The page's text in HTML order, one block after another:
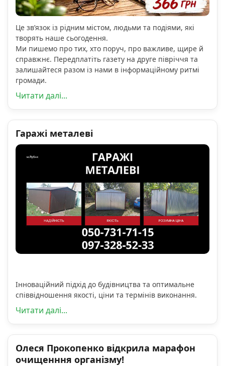
Це зв’язок із рідним містом, людьми та подіями, які
творять наше сьогодення.
Ми пишемо про тих, хто поруч, про важливе, щире й
справжнє. Передплатіть газету на друге півріччя та
залишайтеся разом із нами в інформаційному ритмі
громади.
Читати далі...
Гаражі металеві
Інноваційний підхід до будівництва та оптимальне
співвідношення якості, ціни та термінів виконання.
Читати далі...
Олеся Прокопенко відкрила марафон
очищенння організму!